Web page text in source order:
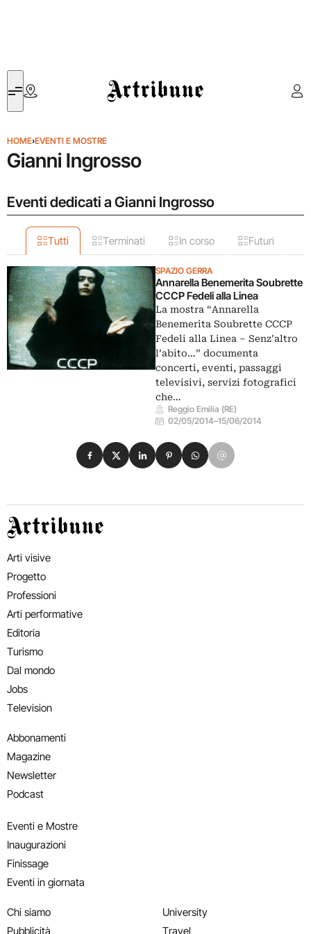
Artribune
HOME›EVENTI E MOSTRE
Gianni Ingrosso
Eventi dedicati a Gianni Ingrosso
Tutti Terminati In corso Futuri
SPAZIO GERRA
Annarella Benemerita Soubrette
CCCP Fedeli alla Linea
La mostra “Annarella
Benemerita Soubrette CCCP
Fedeli alla Linea – Senz’altro
l’abito…” documenta
concerti, eventi, passaggi
televisivi, servizi fotografici
che…
Reggio Emilia (RE)
02/05/2014–15/06/2014
Condividi su Facebook
Condividi su X
Condividi su LinkedIn
Condividi su Pinterest
Condividi su WhatsApp
Condividi su Email
Artribune
Arti visive
Progetto
Professioni
Arti performative
Editoria
Turismo
Dal mondo
Jobs
Television
Abbonamenti
Magazine
Newsletter
Podcast
Eventi e Mostre
Inaugurazioni
Finissage
Eventi in giornata
Chi siamo
Pubblicità
University
Travel